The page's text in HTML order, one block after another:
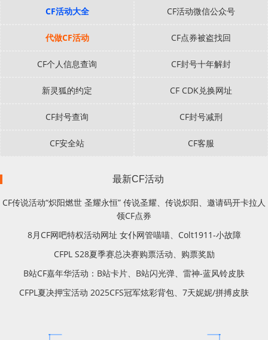
CF活动大全 CF活动微信公众号
代做CF活动 CF点券被盗找回
CF个人信息查询 CF封号十年解封
新灵狐的约定 CF CDK兑换网址
CF封号查询 CF封号减刑
CF安全站 CF客服
最新CF活动
CF传说活动“炽阳燃世 圣耀永恒” 传说圣耀、传说炽阳、邀请码开卡拉人
领CF点券
8月CF网吧特权活动网址 女仆网管喵喵、Colt1911-小故障
CFPL S28夏季赛总决赛购票活动、购票奖励
B站CF嘉年华活动：B站卡片、B站闪光弹、雷神-蓝风铃皮肤
CFPL夏决押宝活动 2025CFS冠军炫彩背包、7天妮妮/拼搏皮肤